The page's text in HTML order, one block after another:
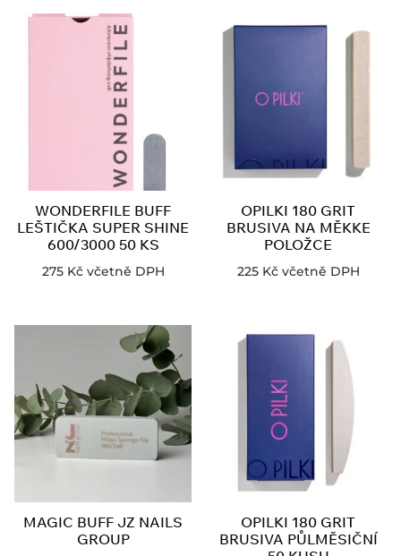
WONDERFILE BUFF
LEŠTIČKA SUPER SHINE
600/3000 50 KS
275 Kč včetně DPH
OPILKI 180 GRIT
BRUSIVA NA MĚKKE
POLOŽCE
225 Kč včetně DPH
MAGIC BUFF JZ NAILS
GROUP
OPILKI 180 GRIT
BRUSIVA PŮLMĚSIČNÍ